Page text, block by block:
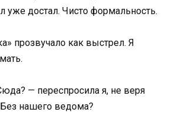
уже достал. Чисто формальность.
прозвучало как выстрел. Я
— переспросила я, не веря
нашего ведома?